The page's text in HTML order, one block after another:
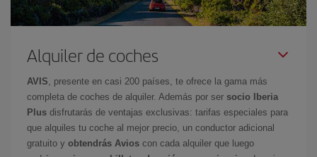
Alquiler de coches
AVIS , presente en casi 200 países, te ofrece la gama más
completa de coches de alquiler. Además por ser socio Iberia
Plus disfrutarás de ventajas exclusivas: tarifas especiales para
que alquiles tu coche al mejor precio, un conductor adicional
gratuito y obtendrás Avios con cada alquiler que luego